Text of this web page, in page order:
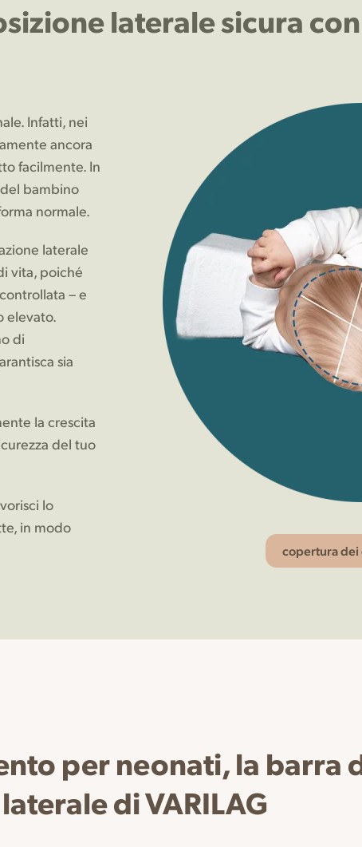
laterale sicura
Infatti, nei
ancora
facilmente. In
bambino
normale.
laterale
vita, poiché
– e
elevato.
di
sia
la crescita
del tuo
lo
in modo
copertura dei
per neonati, la barra
laterale di VARILAG